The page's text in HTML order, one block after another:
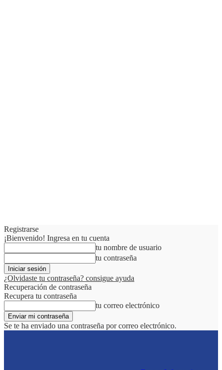
Registrarse
¡Bienvenido! Ingresa en tu cuenta
tu nombre de usuario
tu contraseña
¿Olvidaste tu contraseña? consigue ayuda
Recuperación de contraseña
Recupera tu contraseña
tu correo electrónico
Se te ha enviado una contraseña por correo electrónico.